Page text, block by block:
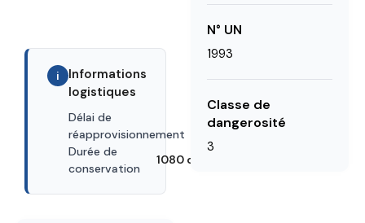
i
Informations
logistiques
Délai de
réapprovisionnement
30 days
Durée de
conservation
1080 days
N° UN
1993
Classe de
dangerosité
3